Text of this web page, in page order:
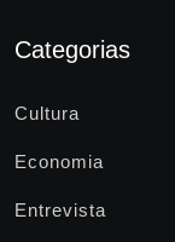
Categorias
Cultura
Economia
Entrevista